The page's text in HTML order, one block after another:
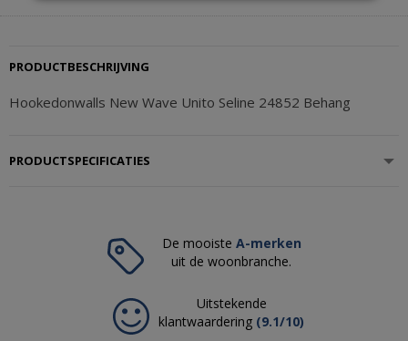
PRODUCTBESCHRIJVING
Hookedonwalls New Wave Unito Seline 24852 Behang
PRODUCTSPECIFICATIES
De mooiste A-merken
uit de woonbranche.
Uitstekende
klantwaardering (9.1/10)